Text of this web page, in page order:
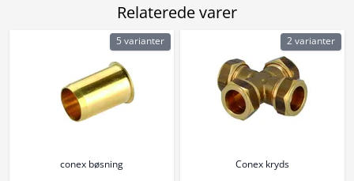
Relaterede varer
conex bøsning
5 varianter
Conex kryds
2 varianter